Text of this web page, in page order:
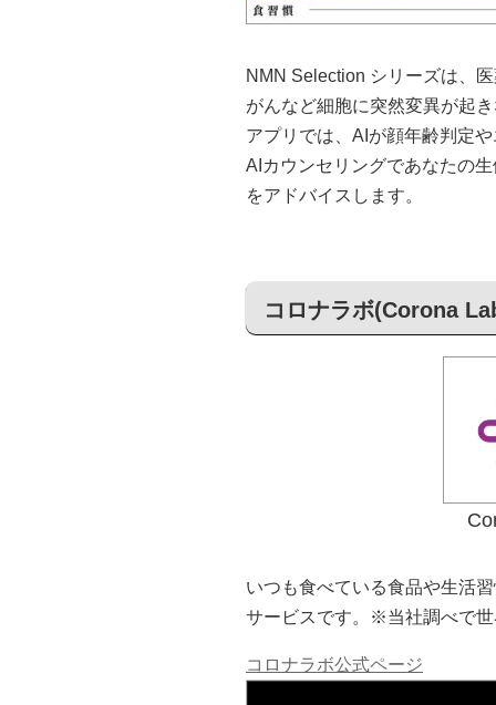
NMN Selection シリーズは、
がんなど細胞に突然変異が起
アプリでは、AIが顔年齢判定
AIカウンセリングであなたの
をアドバイスします。
コロナラボ(Corona
いつも食べている食品や生活
サービスです。※当社調べで
コロナラボ公式ページ